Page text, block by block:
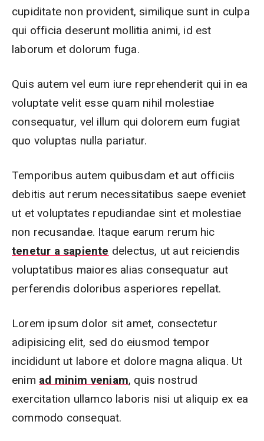
cupiditate non provident, similique sunt in culpa
qui officia deserunt mollitia animi, id est
laborum et dolorum fuga.
Quis autem vel eum iure reprehenderit qui in ea
voluptate velit esse quam nihil molestiae
consequatur, vel illum qui dolorem eum fugiat
quo voluptas nulla pariatur.
Temporibus autem quibusdam et aut officiis
debitis aut rerum necessitatibus saepe eveniet
ut et voluptates repudiandae sint et molestiae
non recusandae. Itaque earum rerum hic
tenetur a sapiente delectus, ut aut reiciendis
voluptatibus maiores alias consequatur aut
perferendis doloribus asperiores repellat.
Lorem ipsum dolor sit amet, consectetur
adipisicing elit, sed do eiusmod tempor
incididunt ut labore et dolore magna aliqua. Ut
enim ad minim veniam, quis nostrud
exercitation ullamco laboris nisi ut aliquip ex ea
commodo consequat.